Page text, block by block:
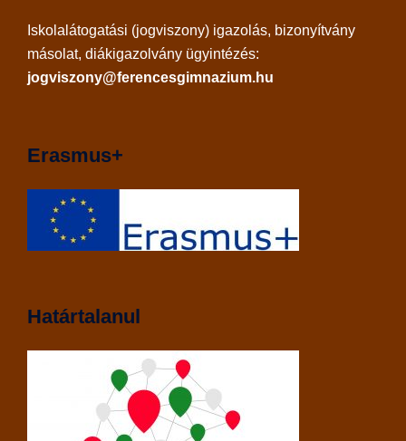
Iskolalátogatási (jogviszony) igazolás, bizonyítvány
másolat, diákigazolvány ügyintézés:
jogviszony@ferencesgimnazium.hu
Erasmus+
Határtalanul